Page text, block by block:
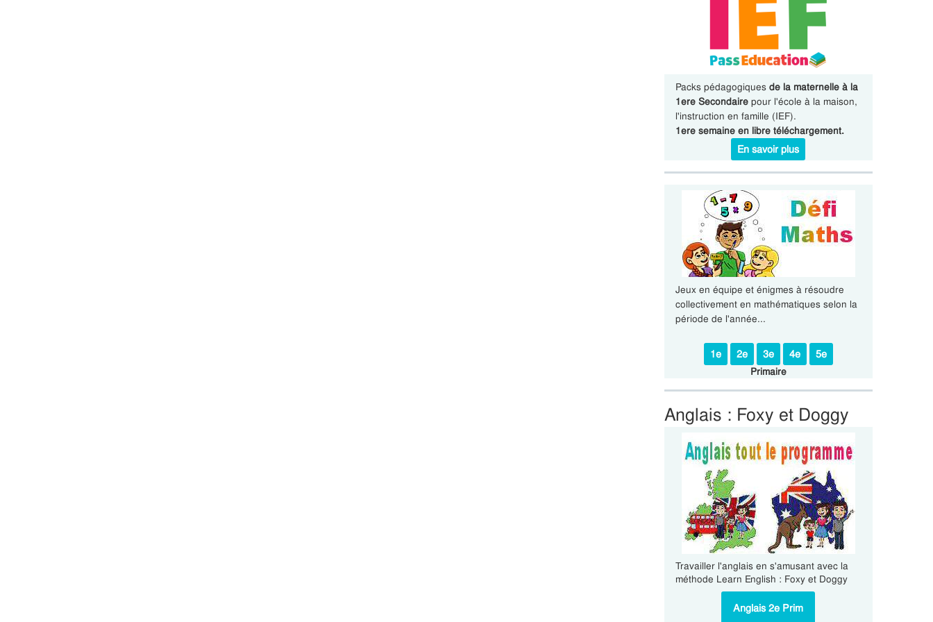
Packs pédagogiques de la maternelle à la
1ere Secondairepour l'école à la maison,
l'instruction en famille (IEF).
1ere semaine en libre téléchargement.
En savoir plus
Jeux en équipe et énigmes à résoudre
collectivement en mathématiques selon la
période de l'année...
1e 2e 3e 4e
5e
Primaire
Anglais : Foxy et Doggy
Travailler l'anglais en s'amusant avec la
méthode Learn English : Foxy et Doggy
Anglais 2e Prim